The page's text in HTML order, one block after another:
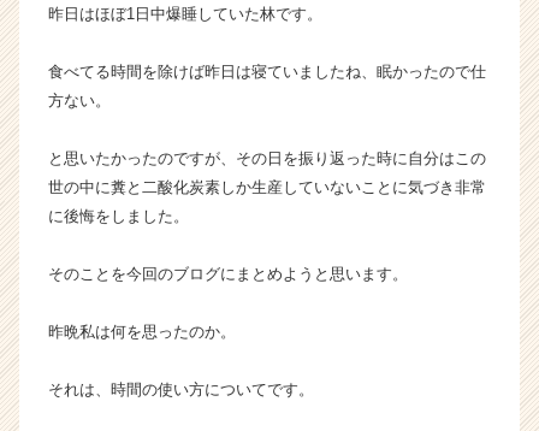
企
か
ウ
ト
く
サ
ト
昨日はほぼ1日中爆睡していた林です。
食べてる時間を除けば昨日は寝ていましたね、眠かったので仕
方ない。
と思いたかったのですが、その日を振り返った時に自分はこの
世の中に糞と二酸化炭素しか生産していないことに気づき非常
に後悔をしました。
そのことを今回のブログにまとめようと思います。
昨晩私は何を思ったのか。
それは、時間の使い方についてです。